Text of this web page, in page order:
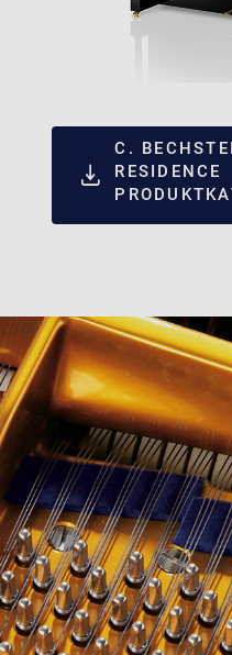
C.
RESIDENCE